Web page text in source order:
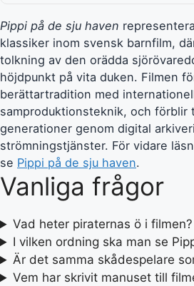
Pippi på de sju haven
klassiker inom svensk barnfilm,
tolkning av den orädda
höjdpunkt på vita duken. Filmen
berättartradition med
samproduktionsteknik, och förblir
generationer genom digital
strömningstjänster. För vidare
se Pippi på de sju haven.
Vanliga frågor
Vad heter piraternas ö i filmen?
I vilken ordning ska man se
Är det samma skådespelare
Vem har skrivit manuset till